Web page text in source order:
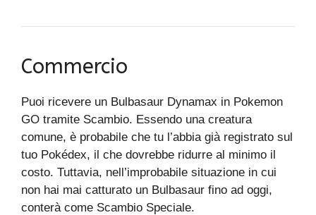
Commercio
Puoi ricevere un Bulbasaur Dynamax in Pokemon
GO tramite Scambio. Essendo una creatura
comune, è probabile che tu l’abbia già registrato sul
tuo Pokédex, il che dovrebbe ridurre al minimo il
costo. Tuttavia, nell’improbabile situazione in cui
non hai mai catturato un Bulbasaur fino ad oggi,
conterà come Scambio Speciale.